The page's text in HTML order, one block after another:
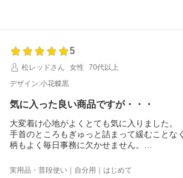
こちらのアームカバーは、作業中にずれにくいよ
れません。
ので、様子を見ていただけますと幸いです。
またのご利用をスタッフ一同、心よりお待ちして
5
松レッドさん
女性
70代以上
デザイン:小花蝶黒
気に入った良い商品ですが・・・
大変着け心地がよくとても気に入りました。
手首のところもぎゅっと詰まって緩むことな
柄もよく毎日事務に欠かせません。
追伸：使い始めて・・５日ぐらいたちます。
実用品・普段使い｜自分用｜はじめて